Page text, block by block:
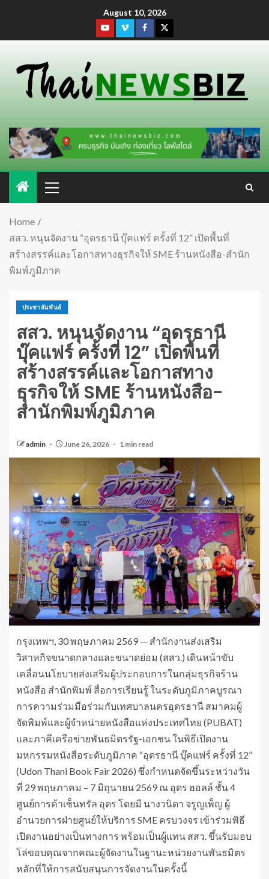
August 10, 2026
Home
สสว. หนุนจัดงาน “อุดรธานี บุ๊คแฟร์ ครั้งที่ 12” เปิดพื้นที่
สร้างสรรค์และโอกาสทางธุรกิจให้ SME ร้านหนังสือ-สำนัก
พิมพ์ภูมิภาค
ประชาสัมพันธ์
สสว. หนุนจัดงาน “อุดรธานี
บุ๊คแฟร์ ครั้งที่ 12” เปิดพื้นที่
สร้างสรรค์และโอกาสทาง
ธุรกิจให้ SME ร้านหนังสือ-
สำนักพิมพ์ภูมิภาค
admin June 26, 2026 1 min read
กรุงเทพฯ, 30 พฤษภาคม 2569 — สำนักงานส่งเสริม
วิสาหกิจขนาดกลางและขนาดย่อม (สสว.) เดินหน้าขับ
เคลื่อนนโยบายส่งเสริมผู้ประกอบการในกลุ่มธุรกิจร้าน
หนังสือ สำนักพิมพ์ สื่อการเรียนรู้ ในระดับภูมิภาคบูรณา
การความร่วมมือร่วมกับเทศบาลนครอุดรธานี สมาคมผู้
จัดพิมพ์และผู้จำหน่ายหนังสือแห่งประเทศไทย (PUBAT)
และภาคีเครือข่ายพันธมิตรรัฐ-เอกชน ในพิธีเปิดงาน
มหกรรมหนังสือระดับภูมิภาค “อุดรธานี บุ๊คแฟร์ ครั้งที่ 12”
(Udon Thani Book Fair 2026) ซึ่งกำหนดจัดขึ้นระหว่างวัน
ที่ 29 พฤษภาคม – 7 มิถุนายน 2569 ณ อุดร ฮอลล์ ชั้น 4
ศูนย์การค้าเซ็นทรัล อุดร โดยมี นางวนิดา จรูญเพ็ญ ผู้
อำนวยการฝ่ายศูนย์ให้บริการ SME ครบวงจร เข้าร่วมพิธี
เปิดงานอย่างเป็นทางการ พร้อมเป็นผู้แทน สสว. ขึ้นรับมอบ
โล่ขอบคุณจากคณะผู้จัดงานในฐานะหน่วยงานพันธมิตร
หลักที่ให้การสนับสนุนการจัดงานในครั้งนี้